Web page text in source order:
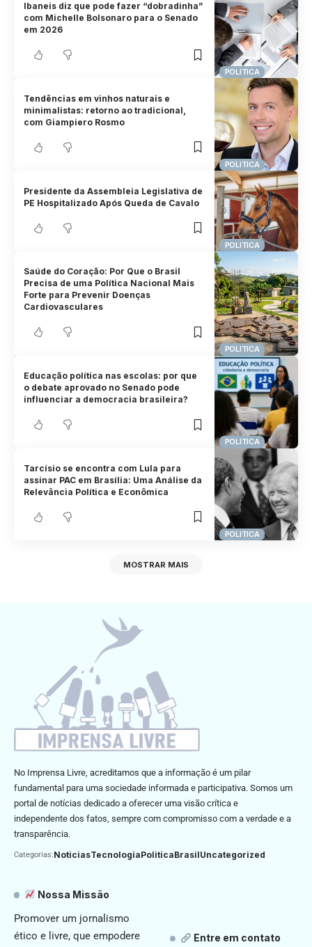
POLITICA
Ibaneis diz que pode fazer “dobradinha”
com Michelle Bolsonaro para o Senado
em 2026
POLITICA
Tendências em vinhos naturais e
minimalistas: retorno ao tradicional,
com Giampiero Rosmo
POLITICA
Presidente da Assembleia Legislativa de
PE Hospitalizado Após Queda de Cavalo
POLITICA
Saúde do Coração: Por Que o Brasil
Precisa de uma Política Nacional Mais
Forte para Prevenir Doenças
Cardiovasculares
POLITICA
Educação política nas escolas: por que
o debate aprovado no Senado pode
influenciar a democracia brasileira?
POLITICA
Tarcísio se encontra com Lula para
assinar PAC em Brasília: Uma Análise da
Relevância Política e Econômica
MOSTRAR MAIS
No Imprensa Livre, acreditamos que a informação é um pilar
fundamental para uma sociedade informada e participativa. Somos um
portal de notícias dedicado a oferecer uma visão crítica e
independente dos fatos, sempre com compromisso com a verdade e a
transparência.
Categorias:NoticiasTecnologiaPoliticaBrasilUncategorized
Nossa Missão
Promover um jornalismo
ético e livre, que empodere
Entre em contato